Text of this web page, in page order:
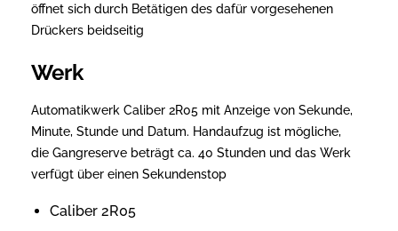
öffnet sich durch Betätigen des dafür vorgesehenen
Drückers beidseitig
Werk
Automatikwerk Caliber 2R05 mit Anzeige von Sekunde,
Minute, Stunde und Datum. Handaufzug ist mögliche,
die Gangreserve beträgt ca. 40 Stunden und das Werk
verfügt über einen Sekundenstop
Caliber 2R05